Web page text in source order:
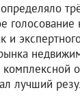
голосование
и
комплексной
лучший